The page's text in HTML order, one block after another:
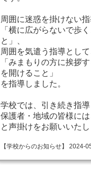
周囲に迷惑を掛けない
「横に広がらないで歩
と」、
周囲を気遣う指導とし
「みまもりの方に挨拶
を開けること」
を指導しました。
学校では、引き続き指
保護者・地域の皆様に
と声掛けをお願いいた
【学校からのお知らせ】 2024-